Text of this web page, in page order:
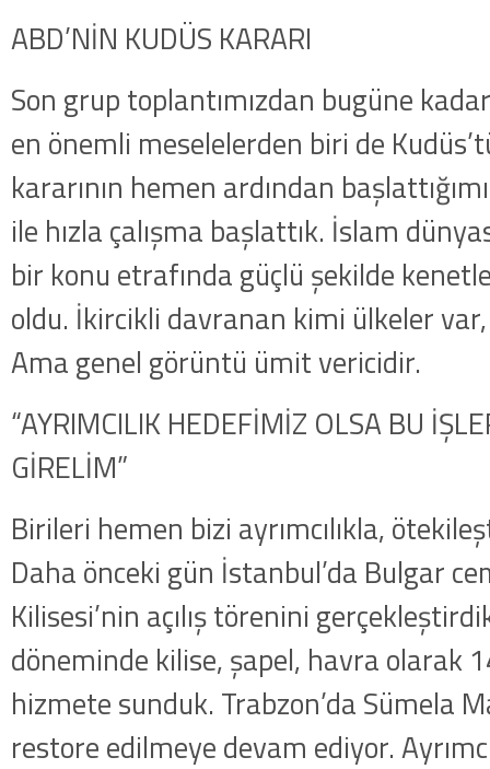
ABD’NİN KUDÜS KARARI
Son grup toplantımızdan bugüne
en önemli meselelerden biri de
kararının hemen ardından
ile hızla çalışma başlattık. İslam
bir konu etrafında güçlü şekilde
oldu. İkircikli davranan kimi ülkeler
Ama genel görüntü ümit vericidir.
“AYRIMCILIK HEDEFİMİZ OLSA BU
GİRELİM”
Birileri hemen bizi ayrımcılıkla,
Daha önceki gün İstanbul’da Bulgar
Kilisesi’nin açılış törenini
döneminde kilise, şapel, havra olarak
hizmete sunduk. Trabzon’da Sümela
restore edilmeye devam ediyor.